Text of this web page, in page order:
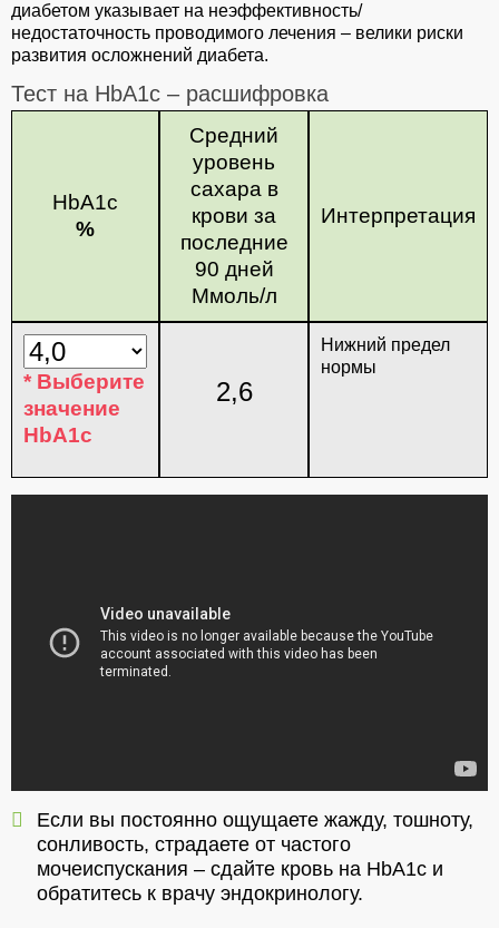
диабетом указывает на неэффективность/
недостаточность проводимого лечения – велики риски
развития осложнений диабета.
Тест на HbА1с – расшифровка
HbА1с
%
Средний
уровень
сахара в
крови за
последние
90 дней
Ммоль/л
Интерпретация
* Выберите
значение
HbА1с
2,6
Нижний предел
нормы
Если вы постоянно ощущаете жажду, тошноту,
сонливость, страдаете от частого
мочеиспускания – сдайте кровь на HbА1с и
обратитесь к врачу эндокринологу.